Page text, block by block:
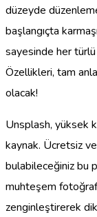
düzeyde
başlangıçta
sayesinde her
Özellikleri, tam
olacak!
Unsplash, yüksek
kaynak. Ücretsiz
bulabileceğiniz bu
muhteşem
zenginleştirerek